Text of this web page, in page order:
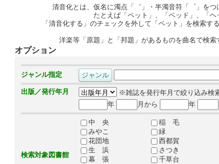
清音化とは、仮名に濁点「゛」・半濁音符「゜」を
たとえば「ペット」、「ベッド」、「
「清音化する」のチェックを外して「ペット」を検索
洋楽等「原題」と「邦題」があるものを曲名で検
オプション
ジャンル指定
出版／発行年月
※雑誌を発行年月で絞り込み検
年
月から 年
検索対象図書館
中 央
稲 毛
みやこ
緑
花団地
西都賀
生 浜
さつき
幕 張
千草台